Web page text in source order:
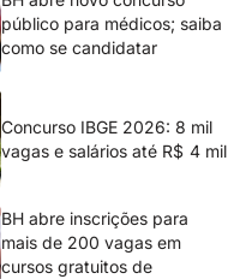
público para médicos; saiba
como se candidatar
Concurso IBGE 2026: 8 mil
vagas e salários até R$ 4 mil
BH abre inscrições para
mais de 200 vagas em
cursos gratuitos de